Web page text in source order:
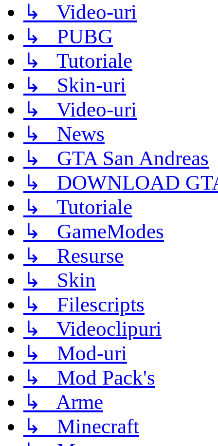
↳ Video-uri
↳ PUBG
↳ Tutoriale
↳ Skin-uri
↳ Video-uri
↳ News
↳ GTA San Andreas
↳ DOWNLOAD
↳ Tutoriale
↳ GameModes
↳ Resurse
↳ Skin
↳ Filescripts
↳ Videoclipuri
↳ Mod-uri
↳ Mod Pack's
↳ Arme
↳ Minecraft